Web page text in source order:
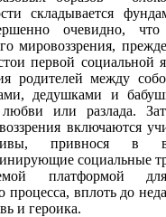
складывается
очевидно,
мировоззрения,
первой социальной
родителей между
дедушками и
или разлада.
включаются
привнося в
социальные
платформой
процесса, вплоть до
и героика.